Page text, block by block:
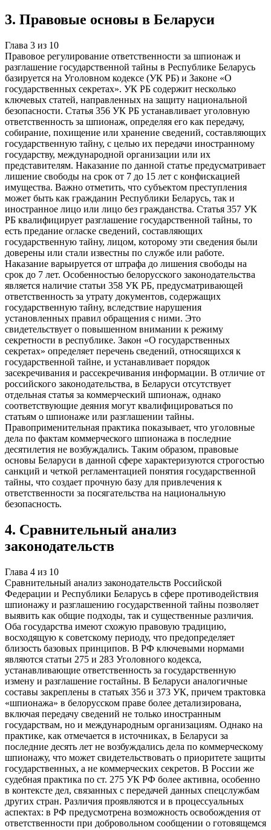
3. Правовые основы в Беларуси
Глава 3 из 10
Правовое регулирование ответственности за шпионаж и
разглашение государственной тайны в Республике Беларусь
базируется на Уголовном кодексе (УК РБ) и Законе «О
государственных секретах». УК РБ содержит несколько
ключевых статей, направленных на защиту национальной
безопасности. Статья 356 УК РБ устанавливает уголовную
ответственность за шпионаж, определяя его как передачу,
собирание, похищение или хранение сведений, составляющих
государственную тайну, с целью их передачи иностранному
государству, международной организации или их
представителям. Наказание по данной статье предусматривает
лишение свободы на срок от 7 до 15 лет с конфискацией
имущества. Важно отметить, что субъектом преступления
может быть как гражданин Республики Беларусь, так и
иностранное лицо или лицо без гражданства. Статья 357 УК
РБ квалифицирует разглашение государственной тайны, то
есть предание огласке сведений, составляющих
государственную тайну, лицом, которому эти сведения были
доверены или стали известны по службе или работе.
Наказание варьируется от штрафа до лишения свободы на
срок до 7 лет. Особенностью белорусского законодательства
является наличие статьи 358 УК РБ, предусматривающей
ответственность за утрату документов, содержащих
государственную тайну, вследствие нарушения
установленных правил обращения с ними. Это
свидетельствует о повышенном внимании к режиму
секретности в республике. Закон «О государственных
секретах» определяет перечень сведений, относящихся к
государственной тайне, и устанавливает порядок
засекречивания и рассекречивания информации. В отличие от
российского законодательства, в Беларуси отсутствует
отдельная статья за коммерческий шпионаж, однако
соответствующие деяния могут квалифицироваться по
статьям о шпионаже или разглашении тайны.
Правоприменительная практика показывает, что уголовные
дела по фактам коммерческого шпионажа в последние
десятилетия не возбуждались. Таким образом, правовые
основы Беларуси в данной сфере характеризуются строгостью
санкций и четкой регламентацией понятия государственной
тайны, что создает прочную базу для привлечения к
ответственности за посягательства на национальную
безопасность.
4. Сравнительный анализ
законодательств
Глава 4 из 10
Сравнительный анализ законодательств Российской
Федерации и Республики Беларусь в сфере противодействия
шпионажу и разглашению государственной тайны позволяет
выявить как общие подходы, так и существенные различия.
Оба государства имеют схожую правовую традицию,
восходящую к советскому периоду, что предопределяет
близость базовых принципов. В РФ ключевыми нормами
являются статьи 275 и 283 Уголовного кодекса,
устанавливающие ответственность за государственную
измену и разглашение гостайны. В Беларуси аналогичные
составы закреплены в статьях 356 и 373 УК, причем трактовка
«шпионажа» в белорусском праве более детализирована,
включая передачу сведений не только иностранным
государствам, но и международным организациям. Однако на
практике, как отмечается в источниках, в Беларуси за
последние десять лет не возбуждались дела по коммерческому
шпионажу, что может свидетельствовать о приоритете защиты
государственных, а не коммерческих секретов. В России же
судебная практика по ст. 275 УК РФ более активна, особенно
в контексте дел, связанных с передачей данных спецслужбам
других стран. Различия проявляются и в процессуальных
аспектах: в РФ предусмотрена возможность освобождения от
ответственности при добровольном сообщении о готовящемся